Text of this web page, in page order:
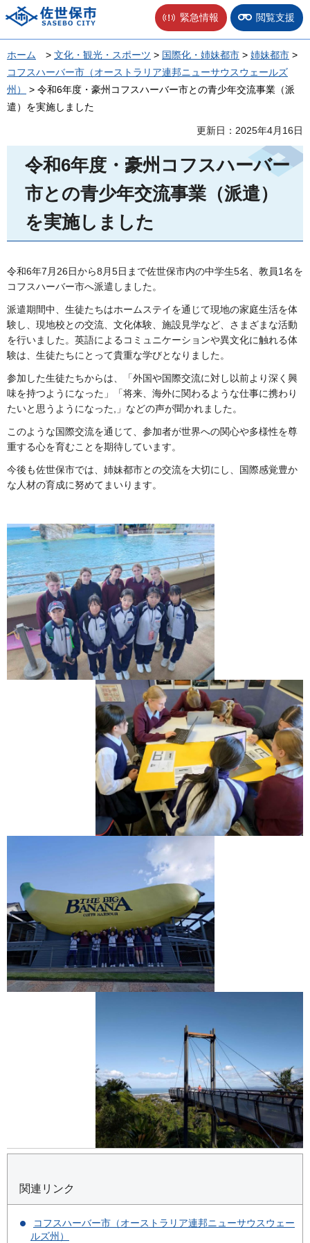
佐世保市 緊急情報 閲覧支援
ホーム > 文化・観光・スポーツ > 国際化・姉妹都市 > 姉妹都市 >
コフスハーバー市（オーストラリア連邦ニューサウスウェールズ
州）
> 令和6年度・豪州コフスハーバー市との青少年交流事業（派
遣）を実施しました
更新日：2025年4月16日
令和6年度・豪州コフスハーバー
市との青少年交流事業（派遣）
を実施しました
令和6年7月26日から8月5日まで佐世保市内の中学生5名、教員1名を
コフスハーバー市へ派遣しました。
派遣期間中、生徒たちはホームステイを通じて現地の家庭生活を体
験し、現地校との交流、文化体験、施設見学など、さまざまな活動
を行いました。英語によるコミュニケーションや異文化に触れる体
験は、生徒たちにとって貴重な学びとなりました。
参加した生徒たちからは、「外国や国際交流に対し以前より深く興
味を持つようになった」「将来、海外に関わるような仕事に携わり
たいと思うようになった,」などの声が聞かれました。
このような国際交流を通じて、参加者が世界への関心や多様性を尊
重する心を育むことを期待しています。
今後も佐世保市では、姉妹都市との交流を大切にし、国際感覚豊か
な人材の育成に努めてまいります。
関連リンク
コフスハーバー市（オーストラリア連邦ニューサウスウェー
ルズ州）